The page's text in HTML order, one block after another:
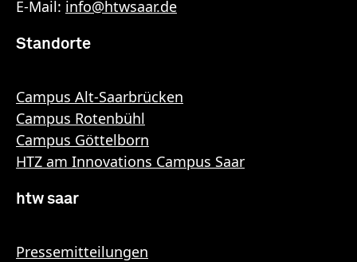
E-Mail: info@htwsaar.de
Standorte
Campus Alt-Saarbrücken
Campus Rotenbühl
Campus Göttelborn
HTZ am Innovations Campus Saar
htw saar
Pressemitteilungen